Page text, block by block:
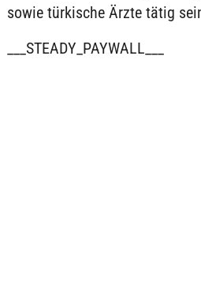
sowie türkische Ärzte tätig
___STEADY_PAYWALL___